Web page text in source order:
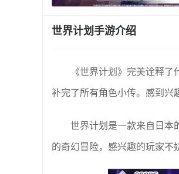
世界计划手游介绍
《世界计划》完美诠释
补完了所有角色小传。感到兴
世界计划是一款来自日本
的奇幻冒险，感兴趣的玩家不